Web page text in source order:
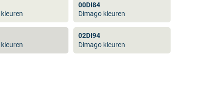
00DI84
Dimago kleuren
02DI94
Dimago kleuren